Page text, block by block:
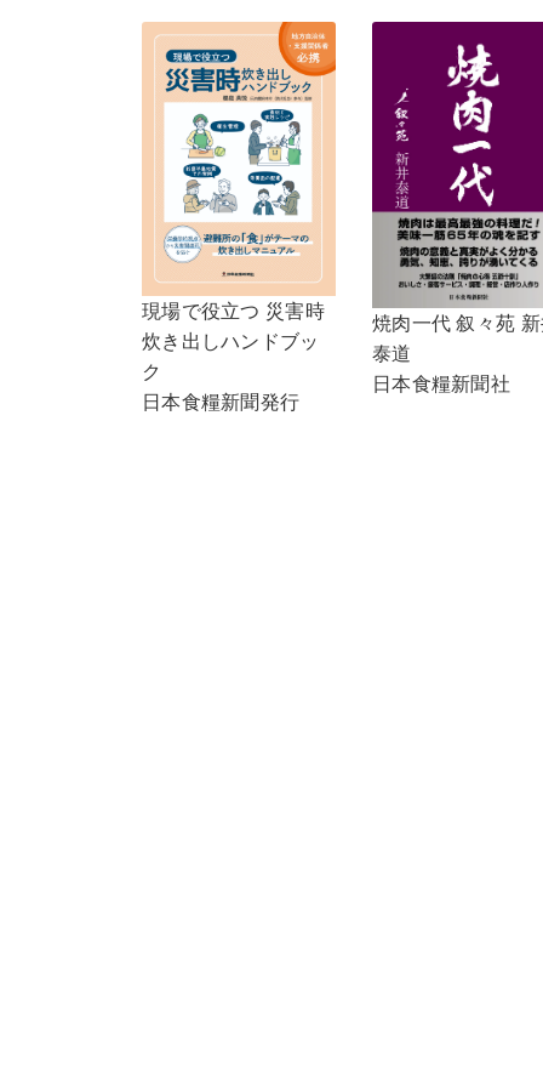
現場で役立つ 災害時
炊き出しハンドブッ
ク
日本食糧新聞発行
焼肉一代 叙々苑
泰道
日本食糧新聞社